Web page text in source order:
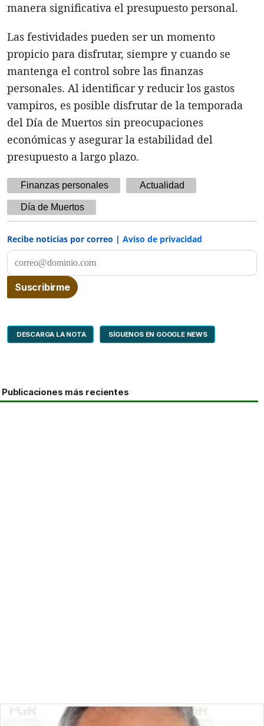
manera significativa el presupuesto personal.
Las festividades pueden ser un momento
propicio para disfrutar, siempre y cuando se
mantenga el control sobre las finanzas
personales. Al identificar y reducir los gastos
vampiros, es posible disfrutar de la temporada
del Día de Muertos sin preocupaciones
económicas y asegurar la estabilidad del
presupuesto a largo plazo.
Finanzas personales Actualidad
Día de Muertos
Recibe noticias por correo | Aviso de privacidad
DESCARGA LA NOTA SÍGUENOS EN GOOGLE NEWS
Publicaciones más recientes